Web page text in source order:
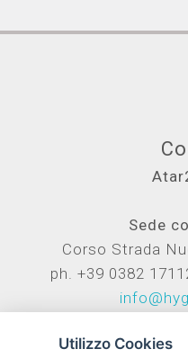
Sede
Corso Strada
ph. +39 0382
Utilizzo Cookies